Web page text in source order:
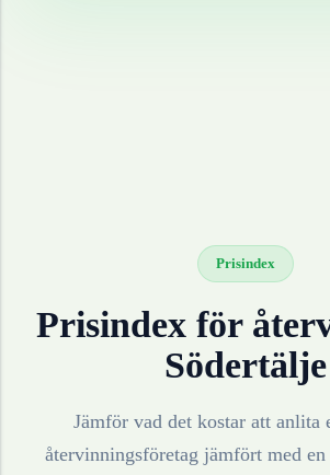
Prisindex
Prisindex för
Södertälje
Jämför vad det kostar att anlita
återvinningsföretag jämfört med